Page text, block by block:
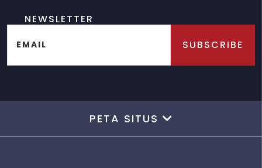
NEWSLETTER
EMAIL SUBSCRIBE
PETA SITUS